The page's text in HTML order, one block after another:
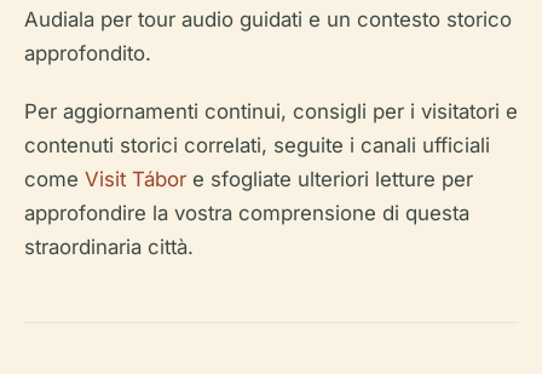
Audiala per tour audio guidati e un contesto storico
approfondito.
Per aggiornamenti continui, consigli per i visitatori e
contenuti storici correlati, seguite i canali ufficiali
come Visit Tábor e sfogliate ulteriori letture per
approfondire la vostra comprensione di questa
straordinaria città.